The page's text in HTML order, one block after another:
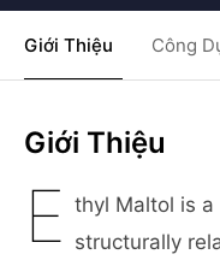
Giới Thiệu Công
Giới Thiệu
E thyl Maltol is
structurally